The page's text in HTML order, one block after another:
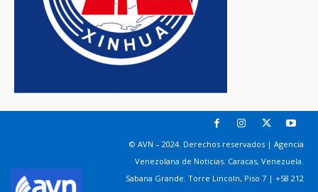
© AVN – 2024. Derechos reservados | Agencia
Venezolana de Noticias. Caracas, Venezuela.
Sabana Grande. Torre Lincoln, Piso 7 | +58 212